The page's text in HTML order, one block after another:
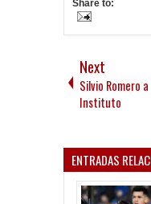
Share to:
Next
Silvio Romero a
Instituto
ENTRADAS